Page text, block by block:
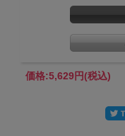
価格:5,629円(税込)